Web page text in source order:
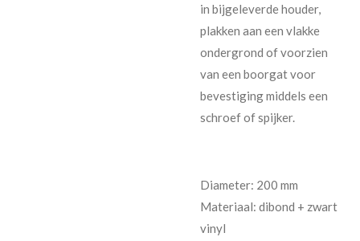
in bijgeleverde houder,
plakken aan een vlakke
ondergrond of voorzien
van een boorgat voor
bevestiging middels een
schroef of spijker.
Diameter: 200 mm
Materiaal: dibond + zwart
vinyl